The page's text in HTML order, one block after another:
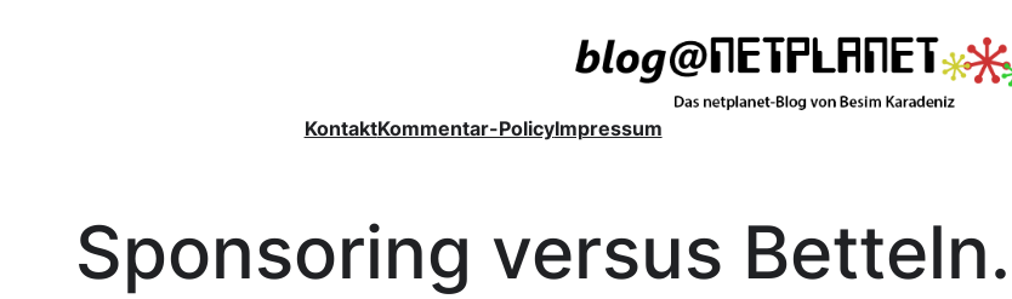
KontaktKommentar-PolicyImpressum
Sponsoring versus Betteln.